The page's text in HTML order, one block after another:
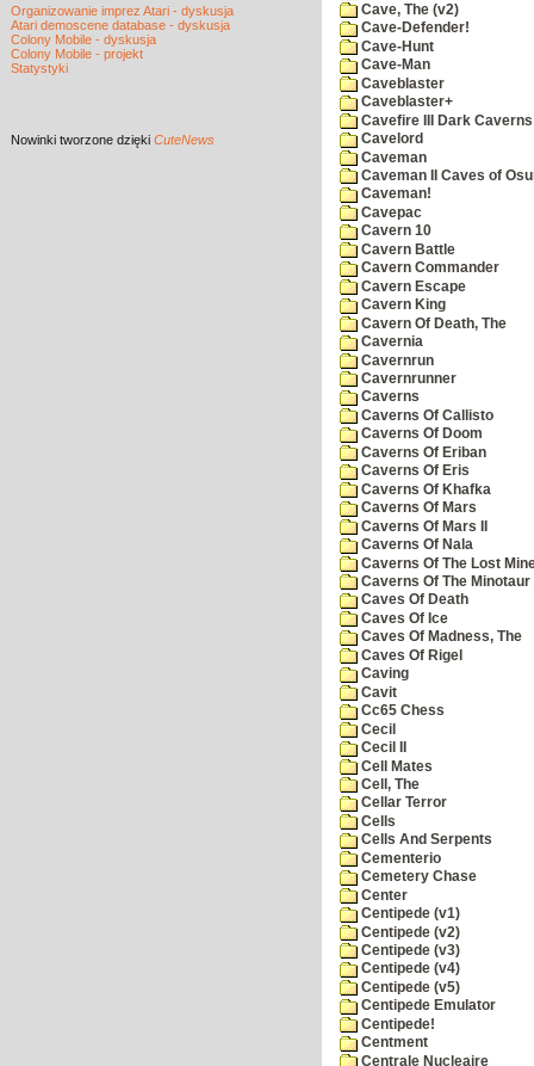
Organizowanie imprez Atari - dyskusja
Atari demoscene database - dyskusja
Colony Mobile - dyskusja
Colony Mobile - projekt
Statystyki
Nowinki tworzone dzięki CuteNews
Cave, The (v2)
Cave-Defender!
Cave-Hunt
Cave-Man
Caveblaster
Caveblaster+
Cavefire III Dark Caverns
Cavelord
Caveman
Caveman II Caves of
Caveman!
Cavepac
Cavern 10
Cavern Battle
Cavern Commander
Cavern Escape
Cavern King
Cavern Of Death, The
Cavernia
Cavernrun
Cavernrunner
Caverns
Caverns Of Callisto
Caverns Of Doom
Caverns Of Eriban
Caverns Of Eris
Caverns Of Khafka
Caverns Of Mars
Caverns Of Mars II
Caverns Of Nala
Caverns Of The Lost
Caverns Of The Minotaur
Caves Of Death
Caves Of Ice
Caves Of Madness, The
Caves Of Rigel
Caving
Cavit
Cc65 Chess
Cecil
Cecil II
Cell Mates
Cell, The
Cellar Terror
Cells
Cells And Serpents
Cementerio
Cemetery Chase
Center
Centipede (v1)
Centipede (v2)
Centipede (v3)
Centipede (v4)
Centipede (v5)
Centipede Emulator
Centipede!
Centment
Centrale Nucleaire